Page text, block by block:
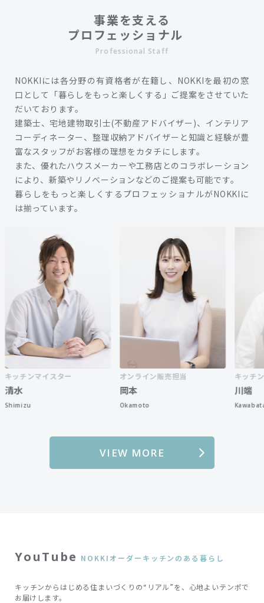
事業を支える
プロフェッショナル
Professional Staff
NOKKIには各分野の有資格者が在籍し、NOKKIを最初の窓
口として「暮らしをもっと楽しくする」ご提案をさせていた
だいております。
建築士、宅地建物取引士(不動産アドバイザー)、インテリア
コーディネーター、整理収納アドバイザーと知識と経験が豊
富なスタッフがお客様の理想をカタチにします。
また、優れたハウスメーカーや工務店とのコラボレーション
により、新築やリノベーションなどのご提案も可能です。
暮らしをもっと楽しくするプロフェッショナルがNOKKIに
は揃っています。
マイスター オンライン販売担当
Okamoto
キッチンマイス
Kawabata
VIEW MORE
YouTube NOKKIオーダーキッチンのある暮らし
キッチンからはじめる住まいづくりの“リアル”を、心地よいテンポで
お届けします。